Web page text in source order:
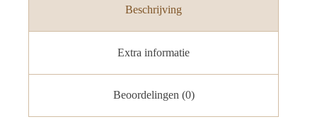
Beschrijving
Extra informatie
Beoordelingen (0)